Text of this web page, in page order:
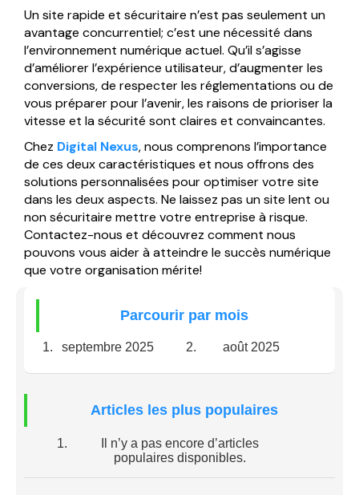
Un site rapide et sécuritaire n’est pas seulement un
avantage concurrentiel; c’est une nécessité dans
l’environnement numérique actuel. Qu’il s’agisse
d’améliorer l’expérience utilisateur, d’augmenter les
conversions, de respecter les réglementations ou de
vous préparer pour l’avenir, les raisons de prioriser la
vitesse et la sécurité sont claires et convaincantes.
Chez Digital Nexus, nous comprenons l’importance
de ces deux caractéristiques et nous offrons des
solutions personnalisées pour optimiser votre site
dans les deux aspects. Ne laissez pas un site lent ou
non sécuritaire mettre votre entreprise à risque.
Contactez-nous et découvrez comment nous
pouvons vous aider à atteindre le succès numérique
que votre organisation mérite!
Parcourir par mois
septembre 2025 août 2025
Articles les plus populaires
Il n’y a pas encore d’articles
populaires disponibles.